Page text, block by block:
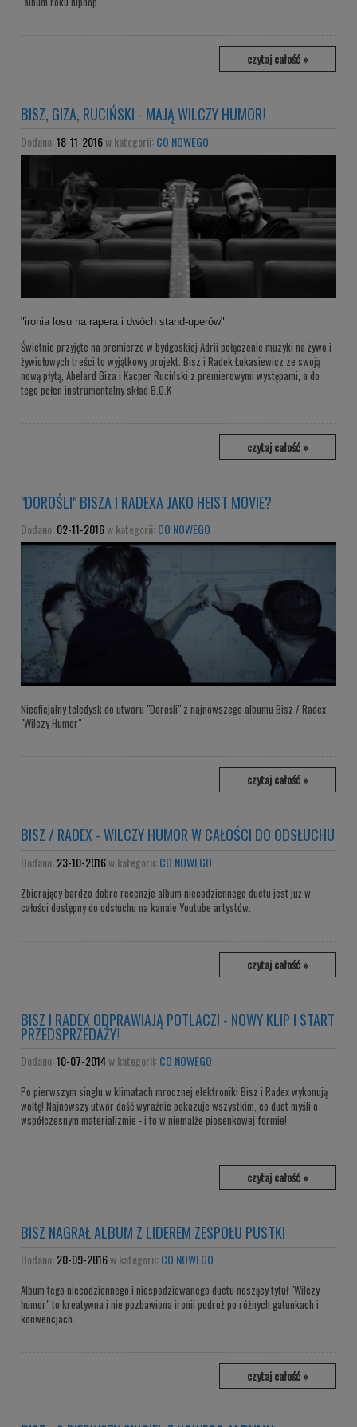
czytaj całość »
BISZ, GIZA, RUCIŃSKI - MAJĄ WILCZY HUMOR!
Dodano:18-11-2016w kategorii: CO NOWEGO
"ironia losu na rapera i dwóch stand-uperów"
Świetnie przyjęte na premierze w bydgoskiej Adrii połączenie muzyki na żywo i
żywiołowych treści to wyjątkowy projekt. Bisz i Radek Łukasiewicz ze swoją
nową płytą, Abelard Giza i Kacper Ruciński z premierowymi występami, a do
tego pełen instrumentalny skład B.O.K
czytaj całość »
"DOROŚLI" BISZA I RADEXA JAKO HEIST MOVIE?
Dodano: 02-11-2016w kategorii: CO NOWEGO
Nieoficjalny teledysk do utworu "Dorośli" z najnowszego albumu Bisz / Radex
"Wilczy Humor"
czytaj całość »
BISZ / RADEX - WILCZY HUMOR W CAŁOŚCI DO ODSŁUCHU
Dodano: 23-10-2016w kategorii: CO NOWEGO
Zbierający bardzo dobre recenzje album niecodziennego duetu jest już w
całości dostępny do odsłuchu na kanale Youtube artystów.
czytaj całość »
BISZ I RADEX ODPRAWIAJĄ POTLACZ! - NOWY KLIP I START
PRZEDSPRZEDAŻY!
Dodano:10-07-2014w kategorii: CO NOWEGO
Po pierwszym singlu w klimatach mrocznej elektroniki Bisz i Radex wykonują
woltę! Najnowszy utwór dość wyraźnie pokazuje wszystkim, co duet myśli o
współczesnym materializmie - i to w niemalże piosenkowej formie!
czytaj całość »
BISZ NAGRAŁ ALBUM Z LIDEREM ZESPOŁU PUSTKI
Dodano: 20-09-2016w kategorii: CO NOWEGO
Album tego niecodziennego i niespodziewanego duetu noszący tytuł "Wilczy
humor" to kreatywna i nie pozbawiona ironii podroż po różnych gatunkach i
konwencjach.
czytaj całość »